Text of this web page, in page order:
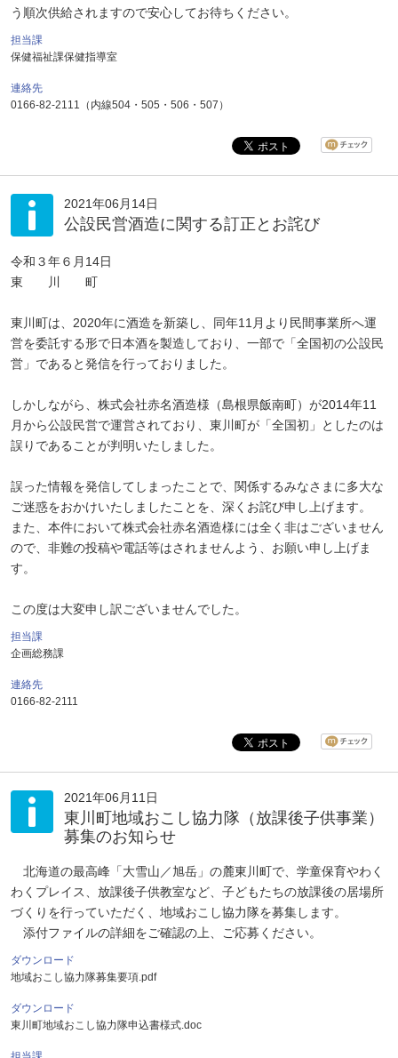
う順次供給されますので安心してお待ちください。
担当課
保健福祉課保健指導室
連絡先
0166-82-2111（内線504・505・506・507）
2021年06月14日
公設民営酒造に関する訂正とお詫び
令和３年６月14日
東 川 町
東川町は、2020年に酒造を新築し、同年11月より民間事業所へ運
営を委託する形で日本酒を製造しており、一部で「全国初の公設民
営」であると発信を行っておりました。
しかしながら、株式会社赤名酒造様（島根県飯南町）が2014年11
月から公設民営で運営されており、東川町が「全国初」としたのは
誤りであることが判明いたしました。
誤った情報を発信してしまったことで、関係するみなさまに多大な
ご迷惑をおかけいたしましたことを、深くお詫び申し上げます。
また、本件において株式会社赤名酒造様には全く非はございません
ので、非難の投稿や電話等はされませんよう、お願い申し上げま
す。
この度は大変申し訳ございませんでした。
担当課
企画総務課
連絡先
0166-82-2111
2021年06月11日
東川町地域おこし協力隊（放課後子供事業）
募集のお知らせ
北海道の最高峰「大雪山／旭岳」の麓東川町で、学童保育やわく
わくプレイス、放課後子供教室など、子どもたちの放課後の居場所
づくりを行っていただく、地域おこし協力隊を募集します。
添付ファイルの詳細をご確認の上、ご応募ください。
ダウンロード
地域おこし協力隊募集要項.pdf
ダウンロード
東川町地域おこし協力隊申込書様式.doc